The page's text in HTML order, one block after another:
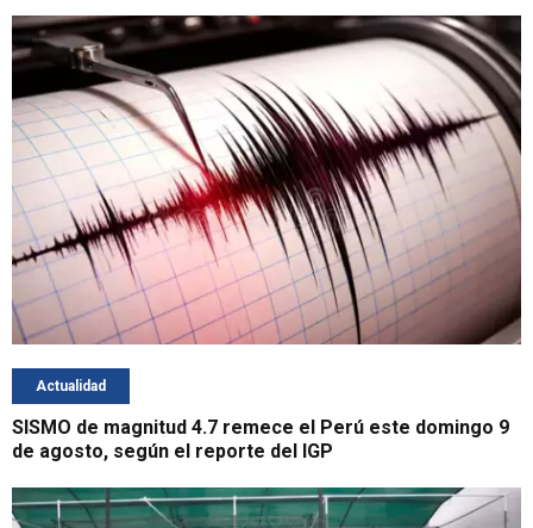
Actualidad
SISMO de magnitud 4.7 remece el Perú este domingo 9
de agosto, según el reporte del IGP